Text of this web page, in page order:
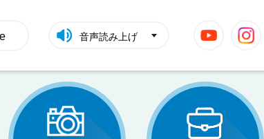
音声読み上げ
YouTube